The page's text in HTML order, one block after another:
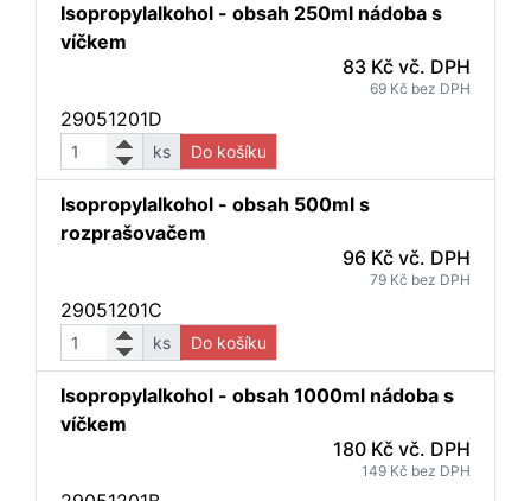
Isopropylalkohol - obsah 250ml nádoba s
víčkem
83 Kč vč. DPH
69 Kč bez DPH
29051201D
ks Do košíku
Isopropylalkohol - obsah 500ml s
rozprašovačem
96 Kč vč. DPH
79 Kč bez DPH
29051201C
ks Do košíku
Isopropylalkohol - obsah 1000ml nádoba s
víčkem
180 Kč vč. DPH
149 Kč bez DPH